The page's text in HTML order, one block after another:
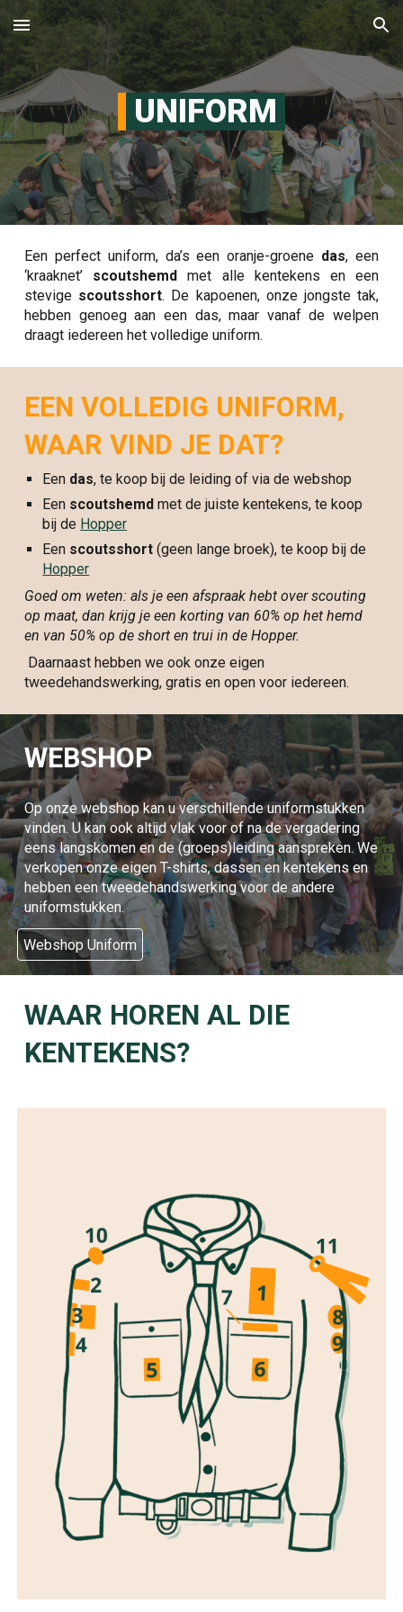
Skip to main content Skip to navigation
UNIFORM
Een perfect uniform, da’s een oranje-groene das, een
‘kraaknet’ scoutshemd met alle kentekens en een
stevige scoutsshort. De kapoenen, onze jongste tak,
hebben genoeg aan een das, maar vanaf de welpen
draagt iedereen het volledige uniform.
EEN VOLLEDIG UNIFORM,
WAAR VIND JE DAT?
Een das, te koop bij de leiding of via de webshop
Een scoutshemdmet de juiste kentekens, te koop
bij de Hopper
Een scoutsshort(geen lange broek), te koop bij de
Hopper
Goed om weten: als je een afspraak hebt over scouting
op maat, dan krijg je een korting van 60% op het hemd
en van 50% op de short en trui in de Hopper.
Daarnaast hebben we ook onze eigen
tweedehandswerking, gratis en open voor iedereen.
WEBSHOP
Op onze webshop kan u verschillende uniformstukken
vinden. U kan ook altijd vlak voor of na de vergadering
eens langskomen en de (groeps)leiding aanspreken. We
verkopen onze eigen T-shirts, dassen en kentekens en
hebben een tweedehandswerking voor de andere
uniformstukken.
Webshop Uniform
WAAR HOREN AL DIE
KENTEKENS?